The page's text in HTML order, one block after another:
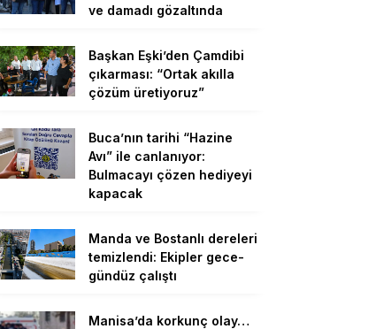
ve damadı gözaltında
Başkan Eşki’den Çamdibi
çıkarması: “Ortak akılla
çözüm üretiyoruz”
Buca’nın tarihi “Hazine
Avı” ile canlanıyor:
Bulmacayı çözen hediyeyi
kapacak
Manda ve Bostanlı dereleri
temizlendi: Ekipler gece-
gündüz çalıştı
Manisa’da korkunç olay…